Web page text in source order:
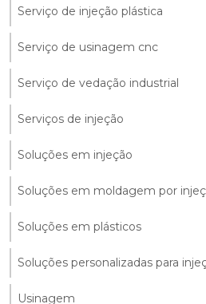
Serviço de injeção plástica
Serviço de usinagem cnc
Serviço de vedação industrial
Serviços de injeção
Soluções em injeção
Soluções em moldagem por
Soluções em plásticos
Soluções personalizadas para
Usinagem